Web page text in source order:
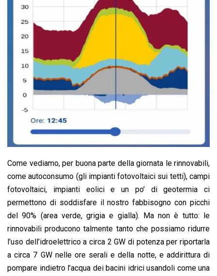
Come vediamo, per buona parte della giornata le rinnovabili,
come autoconsumo (gli impianti fotovoltaici sui tetti), campi
fotovoltaici, impianti eolici e un po’ di geotermia ci
permettono di soddisfare il nostro fabbisogno con picchi
del 90% (area verde, grigia e gialla). Ma non è tutto: le
rinnovabili producono talmente tanto che possiamo ridurre
l’uso dell’idroelettrico a circa 2 GW di potenza per riportarla
a circa 7 GW nelle ore serali e della notte, e addirittura di
pompare indietro l’acqua dei bacini idrici usandoli come una